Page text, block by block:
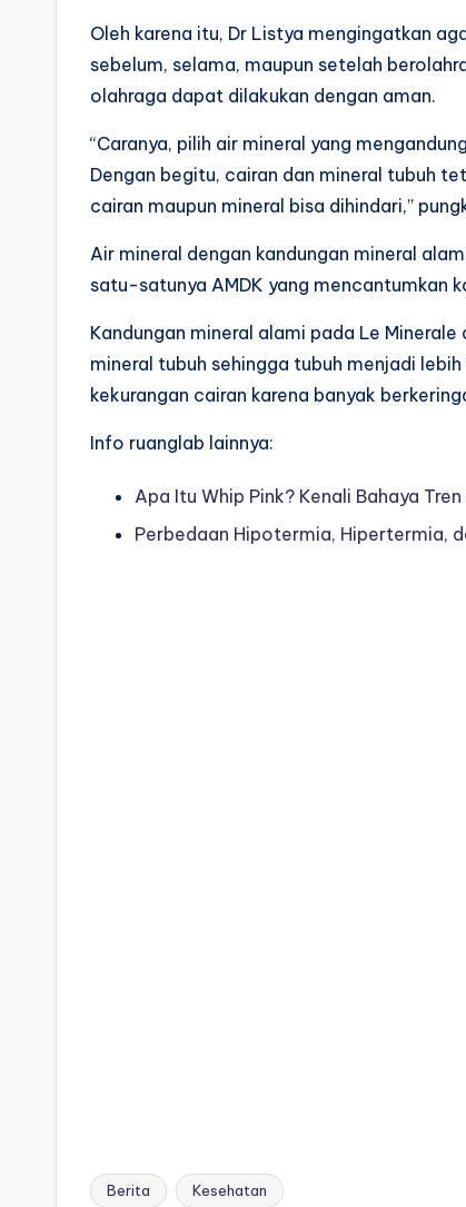
Oleh karena itu, Dr Listya mengingatkan
sebelum, selama, maupun setelah
olahraga dapat dilakukan dengan aman.
“Caranya, pilih air mineral yang
Dengan begitu, cairan dan mineral tubuh
cairan maupun mineral bisa dihindari,”
Air mineral dengan kandungan mineral
satu-satunya AMDK yang mencantumkan
Kandungan mineral alami pada Le
mineral tubuh sehingga tubuh menjadi
kekurangan cairan karena banyak
Info ruanglab lainnya:
Apa Itu Whip Pink? Kenali Bahaya
Perbedaan Hipotermia, Hipertermia,
Berita Kesehatan